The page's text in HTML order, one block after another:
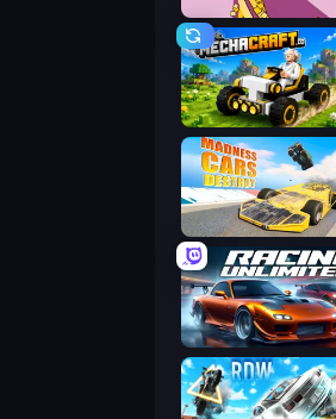
Sky Car Drift
Mechacraft.io
Madness Cars Destroy
Racing Unlimited